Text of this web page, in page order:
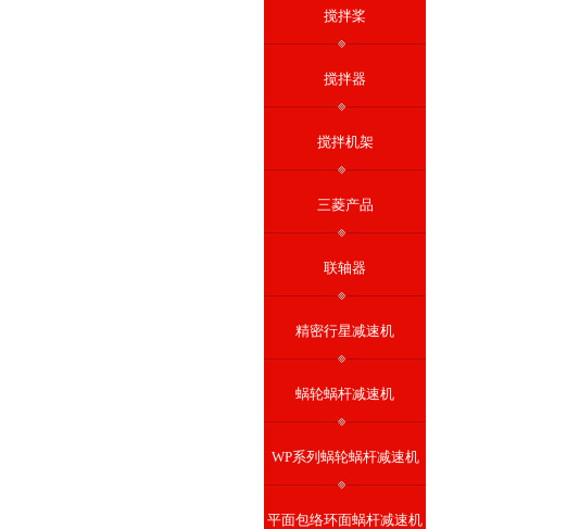
搅拌桨
搅拌器
搅拌机架
三菱产品
联轴器
精密行星减速机
蜗轮蜗杆减速机
WP系列蜗轮蜗杆减速机
平面包络环面蜗杆减速机